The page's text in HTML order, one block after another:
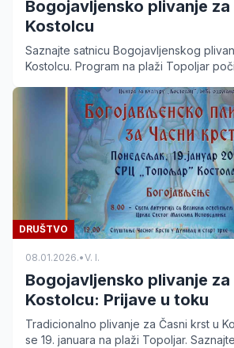
Bogojavljensko plivanje za
Kostolcu
Saznajte satnicu Bogojavljenskog
Kostolcu. Program na plaži Topoljar
DRUŠTVO
08.01.2026.•V. I.
Bogojavljensko plivanje za
Kostolcu: Prijave u toku
Tradicionalno plivanje za Časni krst u
se 19. januara na plaži Topoljar.